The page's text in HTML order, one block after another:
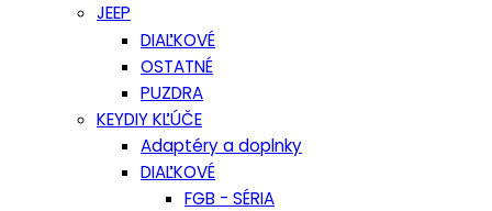
JEEP
DIAĽKOVÉ
OSTATNÉ
PUZDRA
KEYDIY KĽÚČE
Adaptéry a doplnky
DIAĽKOVÉ
FGB - SÉRIA